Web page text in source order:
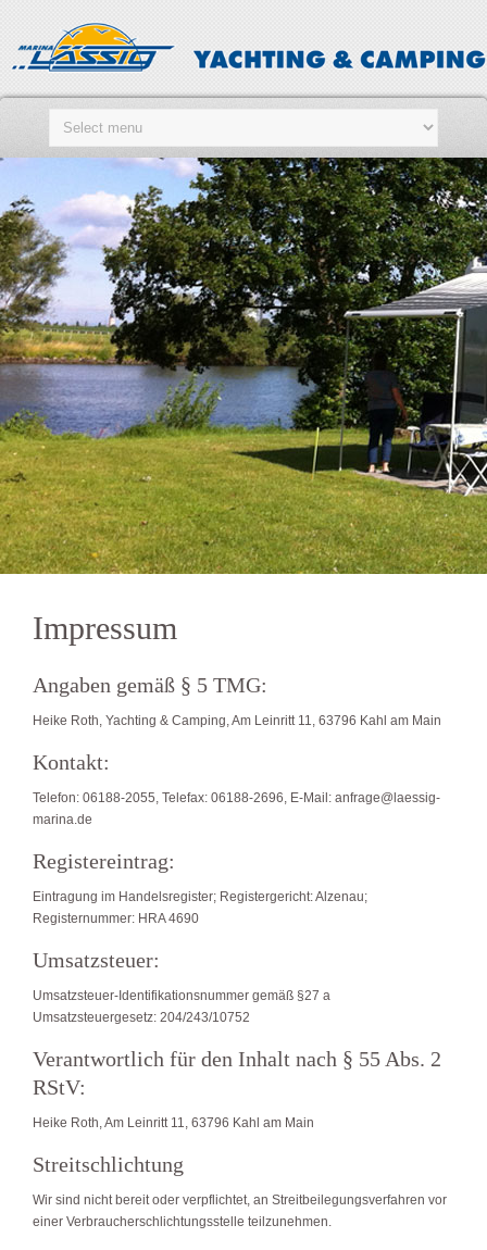
Impressum
Angaben gemäß § 5 TMG:
Heike Roth, Yachting & Camping, Am Leinritt 11, 63796 Kahl am Main
Kontakt:
Telefon: 06188-2055, Telefax: 06188-2696, E-Mail: anfrage@laessig-
marina.de
Registereintrag:
Eintragung im Handelsregister; Registergericht: Alzenau;
Registernummer: HRA 4690
Umsatzsteuer:
Umsatzsteuer-Identifikationsnummer gemäß §27 a
Umsatzsteuergesetz: 204/243/10752
Verantwortlich für den Inhalt nach § 55 Abs. 2
RStV:
Heike Roth, Am Leinritt 11, 63796 Kahl am Main
Streitschlichtung
Wir sind nicht bereit oder verpflichtet, an Streitbeilegungsverfahren vor
einer Verbraucherschlichtungsstelle teilzunehmen.